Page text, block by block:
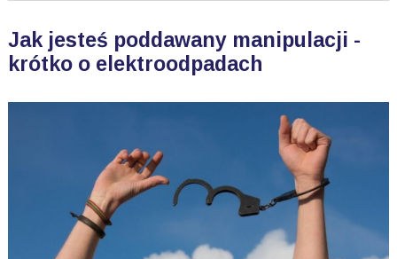
Jak jesteś poddawany manipulacji -
krótko o elektroodpadach